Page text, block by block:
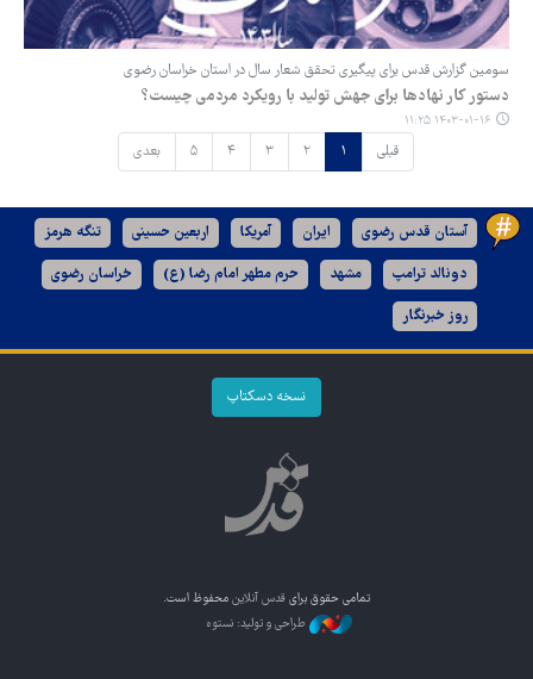
سومین گزارش قدس برای پیگیری تحقق شعار سال در استان خراسان رضوی
دستور کار نهادها برای جهش تولید با رویکرد مردمی چیست؟
۱۴۰۳-۰۱-۱۶ ۱۱:۲۵
قبلی ۱ ۲ ۳ ۴ ۵ بعدی
آستان قدس رضوی ایران آمریکا اربعین حسینی تنگه هرمز
دونالد ترامپ مشهد حرم مطهر امام رضا (ع) خراسان رضوی
روز خبرنگار
نسخه دسکتاپ
تمامی حقوق برای قدس آنلاین محفوظ است.
طراحی و تولید: نستوه